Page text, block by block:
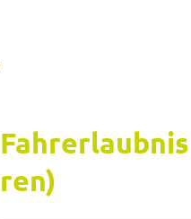
ren)